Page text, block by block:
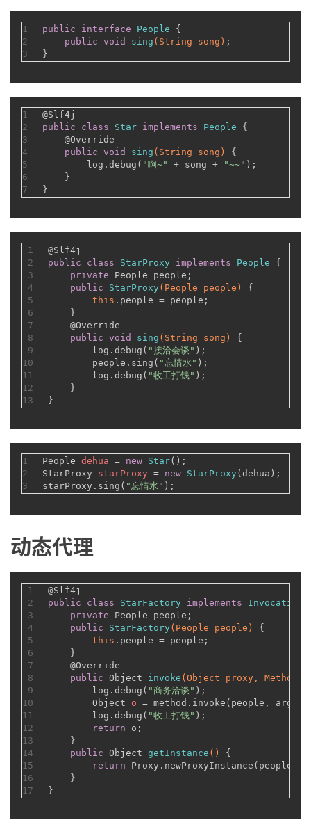
1
2
3
public interface People {
public void sing (String song) ;
}
1
2
3
4
5
6
7
@Slf4j
public
class Star implements People {
@Override
public void sing (String song)
{
        log.debug(
"啊~" + song + "~~" );
    }
}
1
2
3
4
5
6
7
8
9
10
11
12
13
@Slf4j
public
class StarProxy implements People {
private People people;
public
StarProxy (People people)
{
this .people = people;
    }
@Override
public void sing (String song)
{
        log.debug(
"接洽会谈" );
        people.sing(
"忘情水" );
        log.debug(
"收工打钱" );
    }
}
1
2
3
People dehua = new Star();
StarProxy
starProxy = new StarProxy (dehua);
starProxy.sing( "忘情水" );
动态代理
1
2
3
4
5
6
7
8
9
10
11
12
13
14
15
16
17
@Slf4j
public
class StarFactory implements
private People people;
public
StarFactory (People people)
{
this .people = people;
    }
@Override
public Object invoke (Object proxy, Method
        log.debug(
"商务洽谈" );
Object
o = method.invoke(people, args);
        log.debug(
"收工打钱" );
return o;
    }
public Object getInstance ()
{
return
    }
}